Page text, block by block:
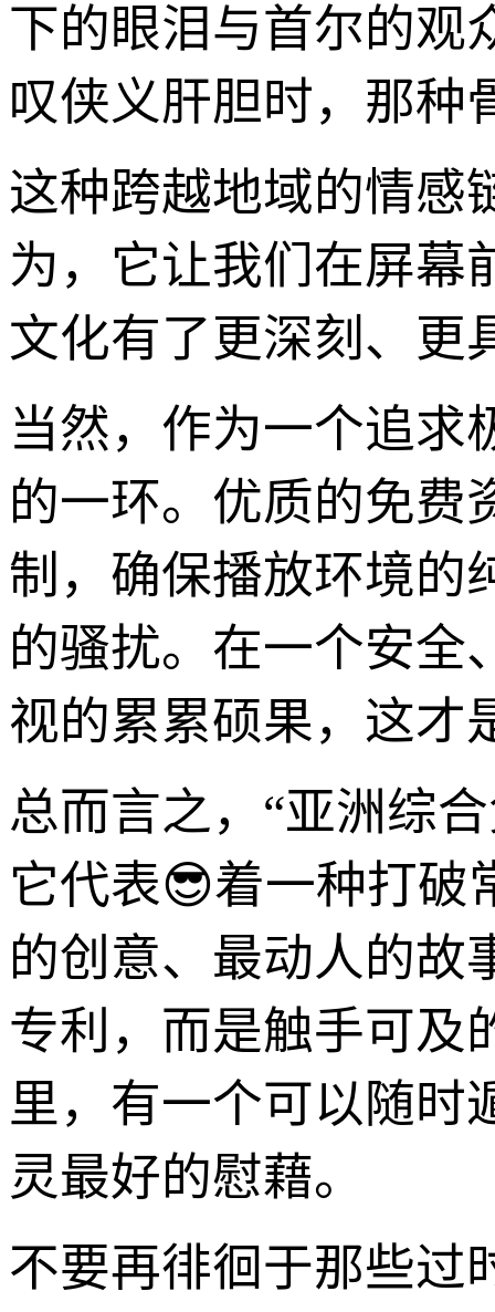
下的眼泪与首尔的观
叹侠义肝胆时，那种
这种跨越地域的情感
为，它让我们在屏幕
文化有了更深刻、更
当然，作为一个追求
的一环。优质的免费
制，确保播放环境的
的骚扰。在一个安全
视的累累硕果，这才
总而言之，“亚洲综
它代表😎着一种打破
的创意、最动人的故
专利，而是触手可及
里，有一个可以随时
灵最好的慰藉。
不要再徘徊于那些过